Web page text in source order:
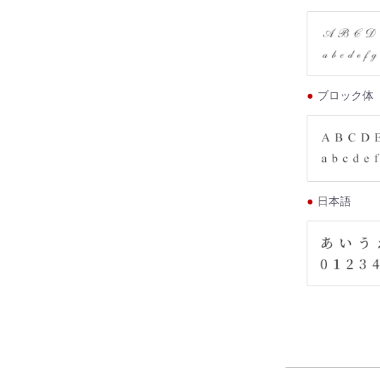
ブロック体
日本語